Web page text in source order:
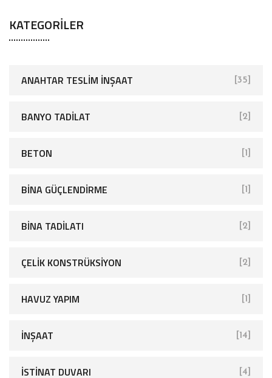
KATEGORILER
ANAHTAR TESLIM İNŞAAT [35]
BANYO TADILAT [2]
BETON [1]
BINA GÜÇLENDIRME [1]
BINA TADILATI [2]
ÇELIK KONSTRÜKSIYON [2]
HAVUZ YAPIM [1]
İNŞAAT [14]
İSTINAT DUVARI [4]